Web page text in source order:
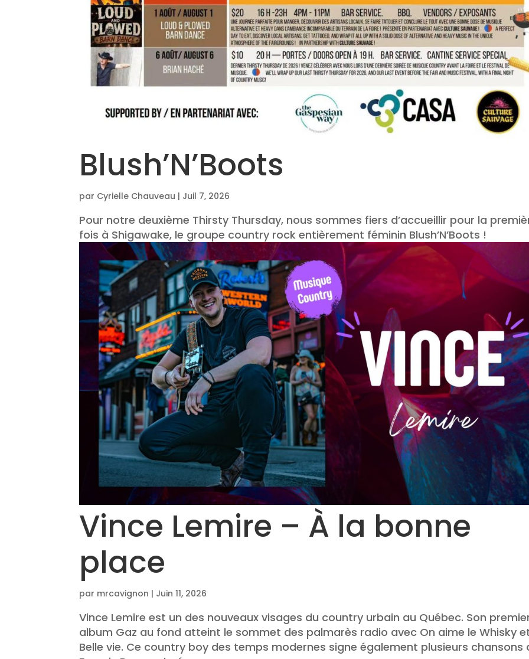
Blush’N’Boots
par Cyrielle Chauveau | Juil 7, 2026
Pour notre deuxième Thirsty Thursday, nous sommes fiers d’accueillir pour la
fois à Shigawake, le groupe country rock entièrement féminin Blush’N’Boots !
Vince Lemire – À la bonne
place
par mrcavignon | Juin 11, 2026
Vince Lemire est un des nouveaux visages du country urbain au Québec. Son
album Gaz au fond atteint le sommet des palmarès radio avec On aime le Whisky
Belle vie. Ce country boy des temps modernes signe également plusieurs chansons